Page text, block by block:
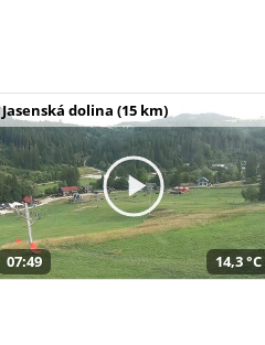
Jasenská dolina (15 km)
07:49 14,3 °C